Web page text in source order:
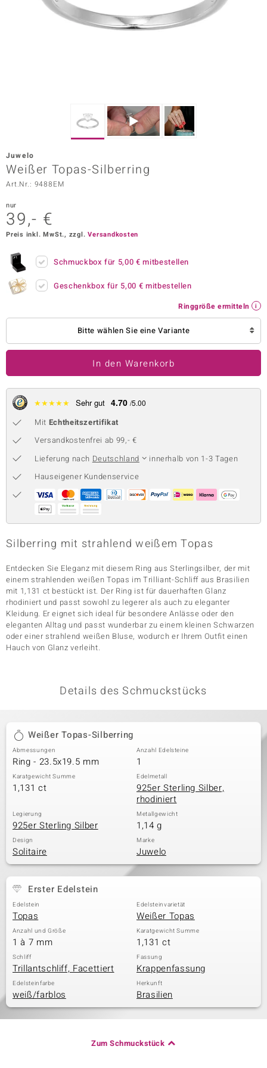
Vogue
Paraíso
Collection
Collection
Classics
Juwelo
Weißer Topas-Silberring
Art.Nr.: 9488EM
nur
39,- €
Preis inkl. MwSt., zzgl.Versandkosten
Schmuckbox für 5,00 € mitbestellen
Geschenkbox für 5,00 € mitbestellen
Ringgröße ermitteln
Bitte wählen Sie eine Variante
In den Warenkorb
★★★★★ Sehr gut 4.70 /5.00
Mit Echtheitszertifikat
Versandkostenfrei ab 99,- €
Lieferung nach Deutschland
innerhalb von 1-3 Tagen
Hauseigener Kundenservice
Silberring mit strahlend weißem Topas
Entdecken Sie Eleganz mit diesem Ring aus Sterlingsilber, der mit
einem strahlenden weißen Topas im Trilliant-Schliff aus Brasilien
mit 1,131 ct bestückt ist. Der Ring ist für dauerhaften Glanz
rhodiniert und passt sowohl zu legerer als auch zu eleganter
Kleidung. Er eignet sich ideal für besondere Anlässe oder den
eleganten Alltag und passt wunderbar zu einem kleinen Schwarzen
oder einer strahlend weißen Bluse, wodurch er Ihrem Outfit einen
Hauch von Glanz verleiht.
Details des Schmuckstücks
Weißer Topas-Silberring
Abmessungen
Ring - 23.5x19.5 mm
Anzahl Edelsteine
1
Karatgewicht Summe
1,131 ct
Edelmetall
925er Sterling Silber,
rhodiniert
Legierung
925er Sterling Silber
Metallgewicht
1,14 g
Design
Solitaire
Marke
Juwelo
Erster Edelstein
Edelstein
Topas
Edelsteinvarietät
Weißer Topas
Anzahl und Größe
1 à 7 mm
Karatgewicht Summe
1,131 ct
Schliff
Trillantschliff, Facettiert
Fassung
Krappenfassung
Edelsteinfarbe
weiß/farblos
Herkunft
Brasilien
Zum Schmuckstück